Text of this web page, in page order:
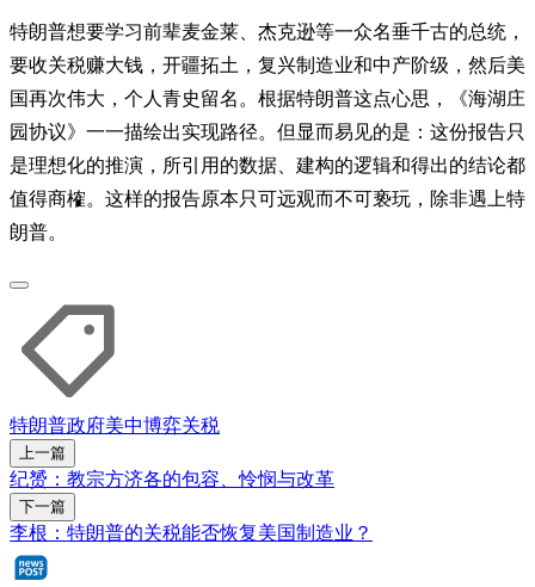
特朗普想要学习前辈麦金莱、杰克逊等一众名垂千古的总统，
要收关税赚大钱，开疆拓土，复兴制造业和中产阶级，然后美
国再次伟大，个人青史留名。根据特朗普这点心思，《海湖庄
园协议》一一描绘出实现路径。但显而易见的是：这份报告只
是理想化的推演，所引用的数据、建构的逻辑和得出的结论都
值得商榷。这样的报告原本只可远观而不可亵玩，除非遇上特
朗普。
特朗普政府美中博弈关税
上一篇
纪赟：教宗方济各的包容、怜悯与改革
下一篇
李根：特朗普的关税能否恢复美国制造业？